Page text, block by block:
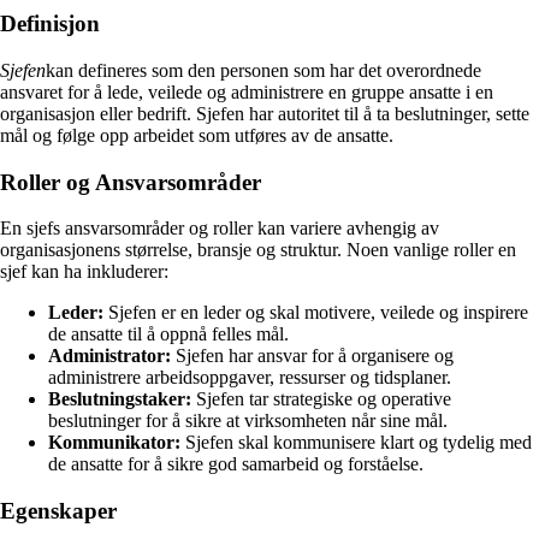
Definisjon
Sjefenkan defineres som den personen som har det overordnede
ansvaret for å lede, veilede og administrere en gruppe ansatte i en
organisasjon eller bedrift. Sjefen har autoritet til å ta beslutninger, sette
mål og følge opp arbeidet som utføres av de ansatte.
Roller og Ansvarsområder
En sjefs ansvarsområder og roller kan variere avhengig av
organisasjonens størrelse, bransje og struktur. Noen vanlige roller en
sjef kan ha inkluderer:
Leder: Sjefen er en leder og skal motivere, veilede og inspirere
de ansatte til å oppnå felles mål.
Administrator: Sjefen har ansvar for å organisere og
administrere arbeidsoppgaver, ressurser og tidsplaner.
Beslutningstaker: Sjefen tar strategiske og operative
beslutninger for å sikre at virksomheten når sine mål.
Kommunikator: Sjefen skal kommunisere klart og tydelig med
de ansatte for å sikre god samarbeid og forståelse.
Egenskaper